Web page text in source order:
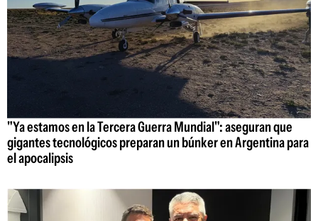
"Ya estamos en la Tercera Guerra Mundial": aseguran que
gigantes tecnológicos preparan un búnker en Argentina para
el apocalipsis